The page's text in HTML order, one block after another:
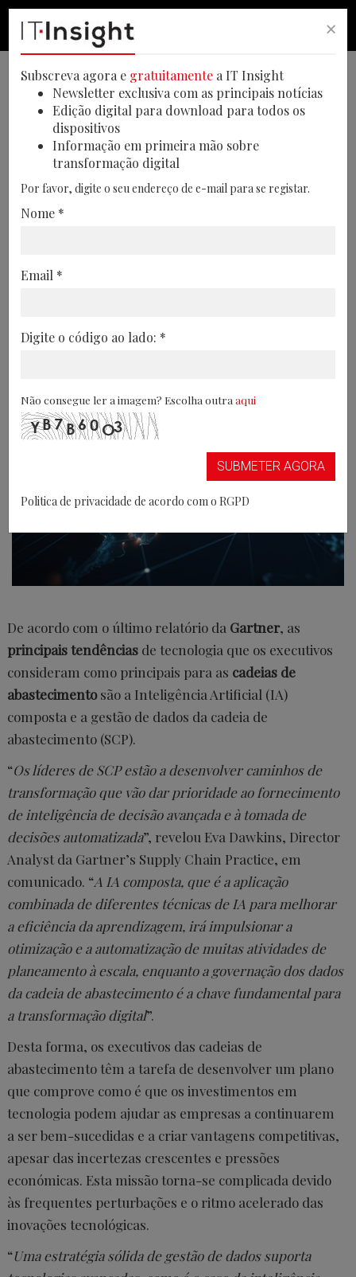
IA composta e gestão de
dados são tecnologias
emergentes nas cadeias de
têm a missão de desenvolver um plano
em tecnologias para o desenvolvimento
De acordo com o último relatório da Gartner, as
principais tendências de tecnologia que os executivos
consideram como principais para as cadeias de
abastecimentosão a Inteligência Artificial (IA)
composta e a gestão de dados da cadeia de
abastecimento (SCP).
“Os líderes de SCP estão a desenvolver caminhos de
transformação que vão dar prioridade ao fornecimento
de inteligência de decisão avançada e à tomada de
decisões automatizada”, revelou Eva Dawkins, Director
Analyst da Gartner’s Supply Chain Practice, em
comunicado. “A IA composta, que é a aplicação
combinada de diferentes técnicas de IA para melhorar
a eficiência da aprendizagem, irá impulsionar a
otimização e a automatização de muitas atividades de
planeamento à escala, enquanto a governação dos dados
da cadeia de abastecimento é a chave fundamental para
a transformação digital”.
Desta forma, os executivos das cadeias de
abastecimento têm a tarefa de desenvolver um plano
que comprove como é que os investimentos em
tecnologia podem ajudar as empresas a continuarem
a ser bem-sucedidas e a criar vantagens competitivas,
apesar das incertezas crescentes e pressões
económicas. Esta missão torna-se complicada devido
às frequentes perturbações e o ritmo acelerado das
inovações tecnológicas.
“Uma estratégia sólida de gestão de dados suporta
×
Subscreva agora e gratuitamente a IT Insight
Newsletter exclusiva com as principais notícias
Edição digital para download para todos os
dispositivos
Informação em primeira mão sobre
transformação digital
Por favor, digite o seu endereço de e-mail para se registar.
Nome *
Email *
Digite o código ao lado: *
Não consegue ler a imagem? Escolha outra aqui
SUBMETER AGORA
Politica de privacidade de acordo com o RGPD